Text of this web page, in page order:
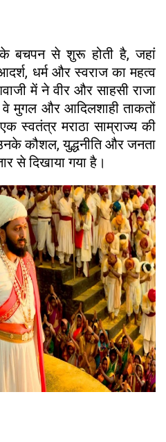
के बचपन से शुरू होती है, जहां
धर्म और स्वराज का महत्व
में ने वीर और साहसी राजा
मुगल और आदिलशाही ताकतों
स्वतंत्र मराठा साम्राज्य की
कौशल, युद्धनीति और जनता
से दिखाया गया है।